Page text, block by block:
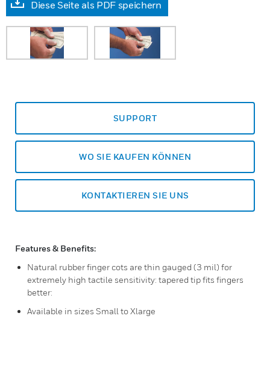
Diese Seite als PDF speichern
SUPPORT
WO SIE KAUFEN KÖNNEN
KONTAKTIEREN SIE UNS
Features & Benefits:
Natural rubber finger cots are thin gauged (3 mil) for
extremely high tactile sensitivity: tapered tip fits fingers
better:
Available in sizes Small to Xlarge